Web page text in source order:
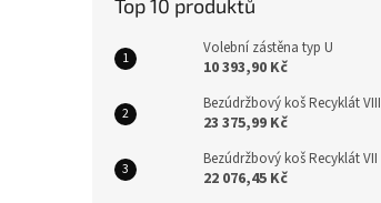
Top 10 produktů
Volební zástěna typ U
10 393,90 Kč
Bezúdržbový koš Recyklát VIII
23 375,99 Kč
Bezúdržbový koš Recyklát VII
22 076,45 Kč